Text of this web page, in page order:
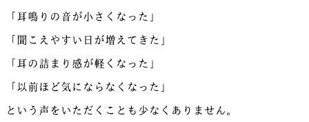
「耳鳴りの音が小さくなった」
「聞こえやすい日が増えてきた」
「耳の詰まり感が軽くなった」
「以前ほど気にならなくなった」
という声をいただくことも少なくありません。